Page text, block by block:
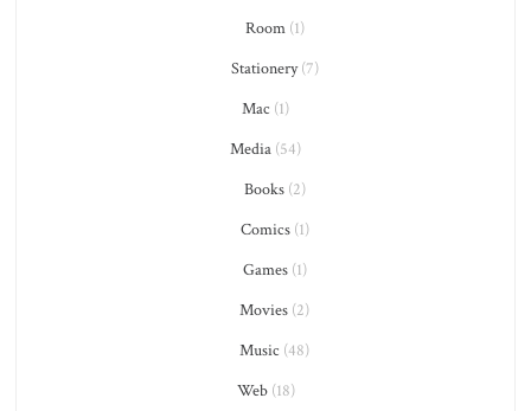
Room(1)
Stationery(7)
Mac (1)
Media (54)
Books(2)
Comics(1)
Games(1)
Movies (2)
Music (48)
Web(18)